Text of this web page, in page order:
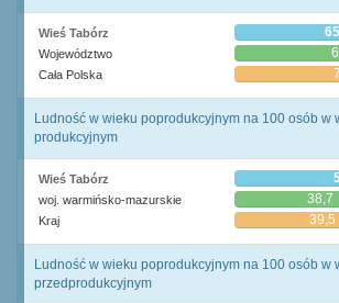
Wieś Tabórz
Województwo
Cała Polska
Ludność w wieku poprodukcyjnym na 100 osób w
produkcyjnym
Wieś Tabórz
woj. warmińsko-mazurskie 38,7
Kraj 39,5
Ludność w wieku poprodukcyjnym na 100 osób w
przedprodukcyjnym